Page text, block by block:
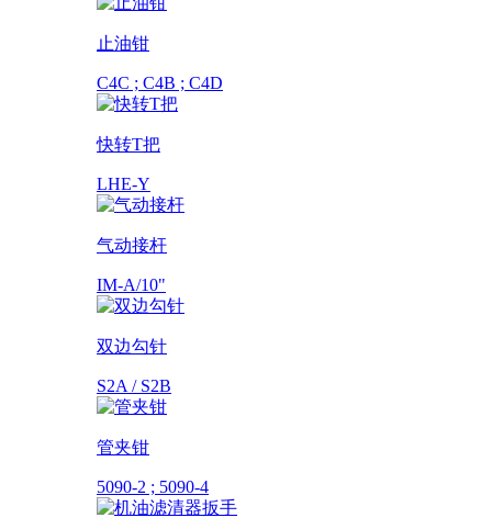
止油钳
C4C ; C4B ; C4D
快转T把
LHE-Y
气动接杆
IM-A/10"
双边勾针
S2A / S2B
管夹钳
5090-2 ; 5090-4